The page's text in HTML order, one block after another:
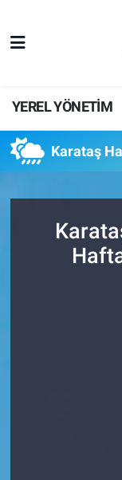
YEREL YÖNETİM
Karataş
YEREL
GÜNCEL
BİLİM VE
SPOR
DÜNYA
Nöbetçi
Hava Durumu
Trafik
Tüm
Son Dakika